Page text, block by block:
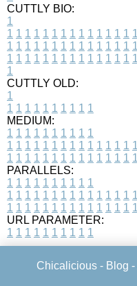
CUTTLY BIO:
1
1 1 1 1 1 1 1 1 1 1 1 1 1 1 1
1 1 1 1 1 1 1 1 1 1 1 1 1 1 1
1 1 1 1 1 1 1 1 1 1 1 1 1 1 1
1
CUTTLY OLD:
1
1 1 1 1 1 1 1 1 1 1
MEDIUM:
1 1 1 1 1 1 1 1 1 1
1 1 1 1 1 1 1 1 1 1 1 1 1 1 1
1 1 1 1 1 1 1 1 1 1 1 1 1 1 1
PARALLELS:
1 1 1 1 1 1 1 1 1 1
1 1 1 1 1 1 1 1 1 1 1 1 1 1 1
1 1 1 1 1 1 1 1 1 1 1 1 1 1 1
URL PARAMETER:
1 1 1 1 1 1 1 1 1 1
Chicalicious - Blog -